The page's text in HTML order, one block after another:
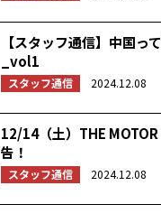
【スタッフ通信】中国っ
_vol1
スタッフ通信 2024.12.08
12/14（土）THE MOTOR
告！
スタッフ通信 2024.12.08